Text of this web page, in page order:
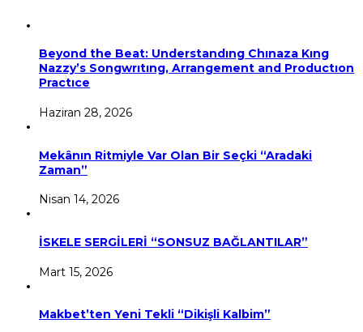
Beyond the Beat: Understandıng Chınaza Kıng
Nazzy’s Songwrıtıng, Arrangement and Productıon
Practıce
Haziran 28, 2026
Mekânın Ritmiyle Var Olan Bir Seçki “Aradaki
Zaman”
Nisan 14, 2026
İSKELE SERGİLERİ “SONSUZ BAĞLANTILAR”
Mart 15, 2026
Makbet’ten Yeni Tekli “Dikişli Kalbim”